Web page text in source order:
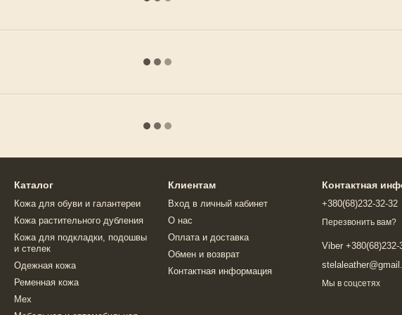
Каталог
Кожа для обуви и галантереи
Кожа растительного дубления
Кожа для подкладки, подошвы
и стелек
Одежная кожа
Ременная кожа
Мех
Клиентам
Вход в личный кабинет
О нас
Оплата и доставка
Обмен и возврат
Контактная информация
Контактная
+380(68)232-32-32
Перезвонить вам?
Viber +380(68)232-
Мы в соцсетях